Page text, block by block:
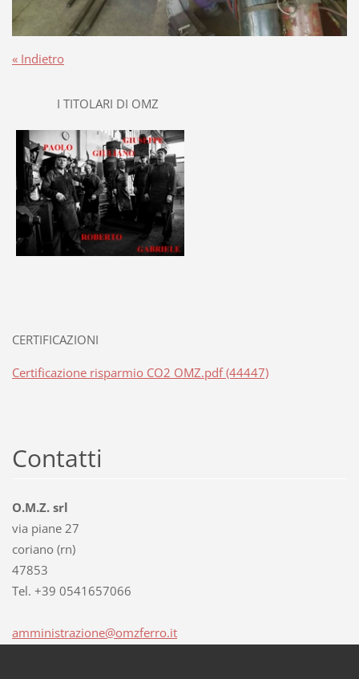
« Indietro
I TITOLARI DI OMZ
CERTIFICAZIONI
Certificazione risparmio CO2 OMZ.pdf (44447)
Contatti
O.M.Z. srl
via piane 27
coriano (rn)
47853
Tel. +39 0541657066
amministrazione@omzferro.it